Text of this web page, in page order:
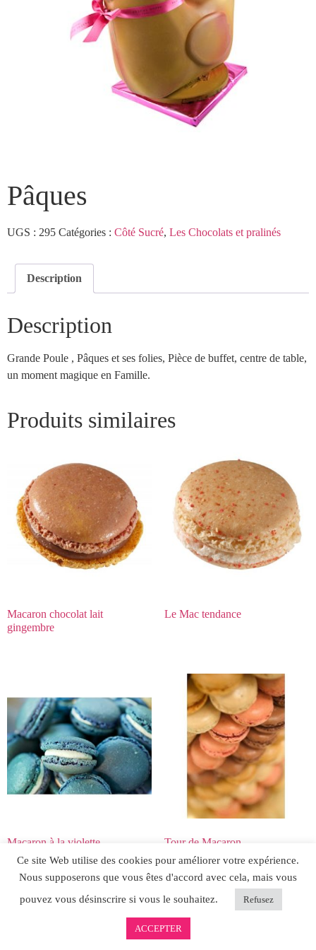
Pâques
UGS : 295 Catégories : Côté Sucré, Les Chocolats et pralinés
Description
Description
Grande Poule , Pâques et ses folies, Pièce de buffet, centre de table,
un moment magique en Famille.
Produits similaires
Macaron chocolat lait
gingembre
Le Mac tendance
Macaron à la violette Tour de Macaron
Ce site Web utilise des cookies pour améliorer votre expérience.
Nous supposerons que vous êtes d'accord avec cela, mais vous
pouvez vous désinscrire si vous le souhaitez.
Refusez
ACCEPTER